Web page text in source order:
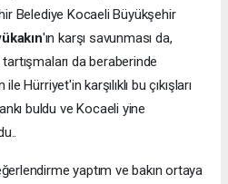
Belediye Kocaeli Büyükşehir
'ın karşı savunması da,
da beraberinde
Hürriyet'in karşılıklı bu çıkışları
buldu ve Kocaeli yine
yaptım ve bakın ortaya